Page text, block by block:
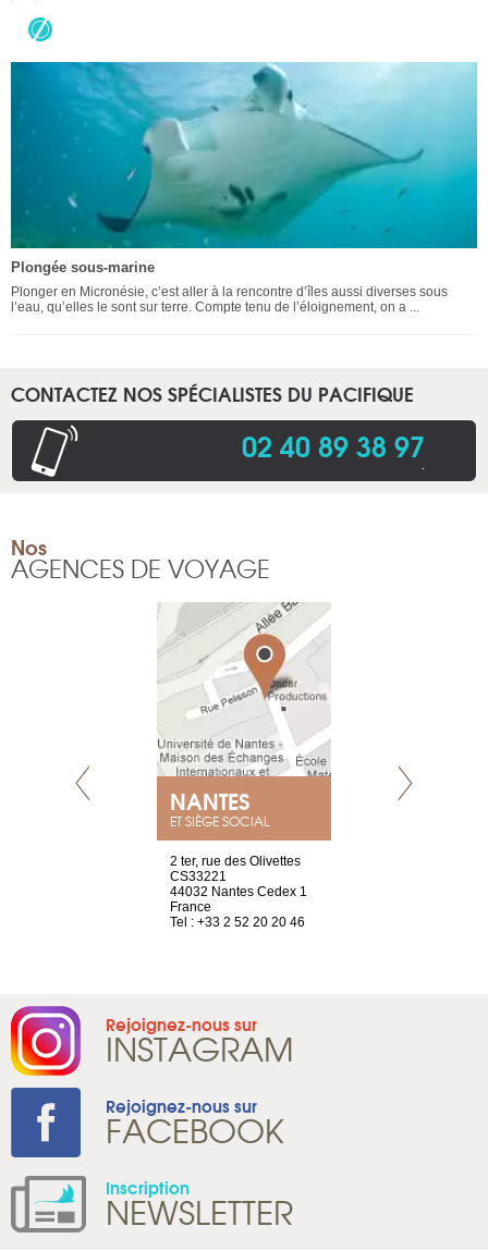
Plongée sous-marine
Plonger en Micronésie, c’est aller à la rencontre d’îles aussi diverses sous
l’eau, qu’elles le sont sur terre. Compte tenu de l’éloignement, on a ...
CONTACTEZ NOS SPÉCIALISTES DU PACIFIQUE
02 40 89 38 97.
Nos
AGENCES DE VOYAGE
NANTES
ET SIÈGE SOCIAL
2 ter, rue des Olivettes
CS33221
44032 Nantes Cedex 1
France
Tel : +33 2 52 20 20 46
Rejoignez-nous sur
INSTAGRAM
Rejoignez-nous sur
FACEBOOK
Inscription
NEWSLETTER